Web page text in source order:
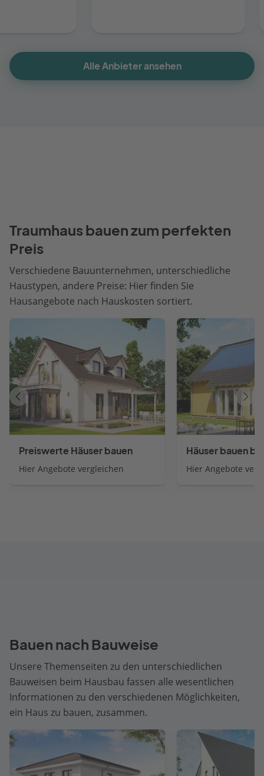
Alle Anbieter ansehen
Traumhaus bauen zum perfekten
Preis
Verschiedene Bauunternehmen, unterschiedliche
Haustypen, andere Preise: Hier finden Sie
Hausangebote nach Hauskosten sortiert.
Preiswerte Häuser bauen
Hier Angebote vergleichen
Häuser bauen
Hier Angebote
Vorheriger
Artikel
Bauen nach Bauweise
Unsere Themenseiten zu den unterschiedlichen
Bauweisen beim Hausbau fassen alle wesentlichen
Informationen zu den verschiedenen Möglichkeiten,
ein Haus zu bauen, zusammen.